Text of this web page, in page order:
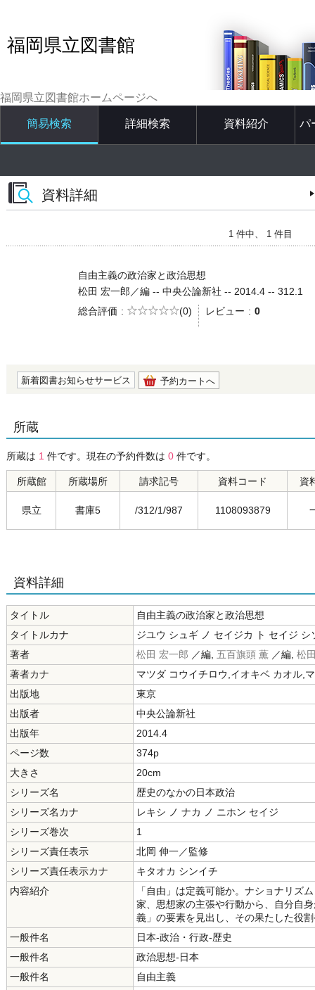
福岡県立図書館
福岡県立図書館ホームページへ
簡易検索 詳細検索 資料紹介 パ
資料詳細
1 件中、 1 件目
自由主義の政治家と政治思想
松田 宏一郎／編 -- 中央公論新社 -- 2014.4 -- 312.1
総合評価
5段階評価
(0) レビュー 0
新着図書お知らせサービス 予約カートへ
所蔵
所蔵は 1 件です。現在の予約件数は 0 件です。
所蔵館 所蔵場所 請求記号 資料コード 資
県立 書庫5 /312/1/987 1108093879
資料詳細
タイトル
自由主義の政治家と政治思想
タイトルカナ
ジユウ シュギ ノ セイジカ ト セイジ シ
著者
松田 宏一郎 ／編, 五百旗頭 薫 ／編, 松
著者カナ
マツダ コウイチロウ,イオキベ カオル,
出版地
東京
出版者
中央公論新社
出版年
2014.4
ページ数
374p
大きさ
20cm
シリーズ名
歴史のなかの日本政治
シリーズ名カナ
レキシ ノ ナカ ノ ニホン セイジ
シリーズ巻次
1
シリーズ責任表示
北岡 伸一／監修
シリーズ責任表示カナ
キタオカ シンイチ
内容紹介
「自由」は定義可能か。ナショナリズ
家、思想家の主張や行動から、自分自
義」の要素を見出し、その果たした役
一般件名
日本-政治・行政-歴史
一般件名
政治思想-日本
一般件名
自由主義